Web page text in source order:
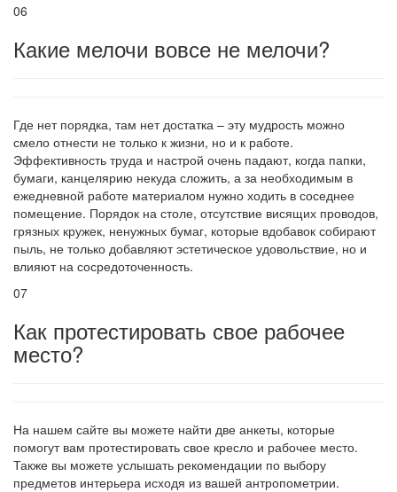
06
Какие мелочи вовсе не мелочи?
Где нет порядка, там нет достатка – эту мудрость можно
смело отнести не только к жизни, но и к работе.
Эффективность труда и настрой очень падают, когда папки,
бумаги, канцелярию некуда сложить, а за необходимым в
ежедневной работе материалом нужно ходить в соседнее
помещение. Порядок на столе, отсутствие висящих проводов,
грязных кружек, ненужных бумаг, которые вдобавок собирают
пыль, не только добавляют эстетическое удовольствие, но и
влияют на сосредоточенность.
07
Как протестировать свое рабочее
место?
На нашем сайте вы можете найти две анкеты, которые
помогут вам протестировать свое кресло и рабочее место.
Также вы можете услышать рекомендации по выбору
предметов интерьера исходя из вашей антропометрии.